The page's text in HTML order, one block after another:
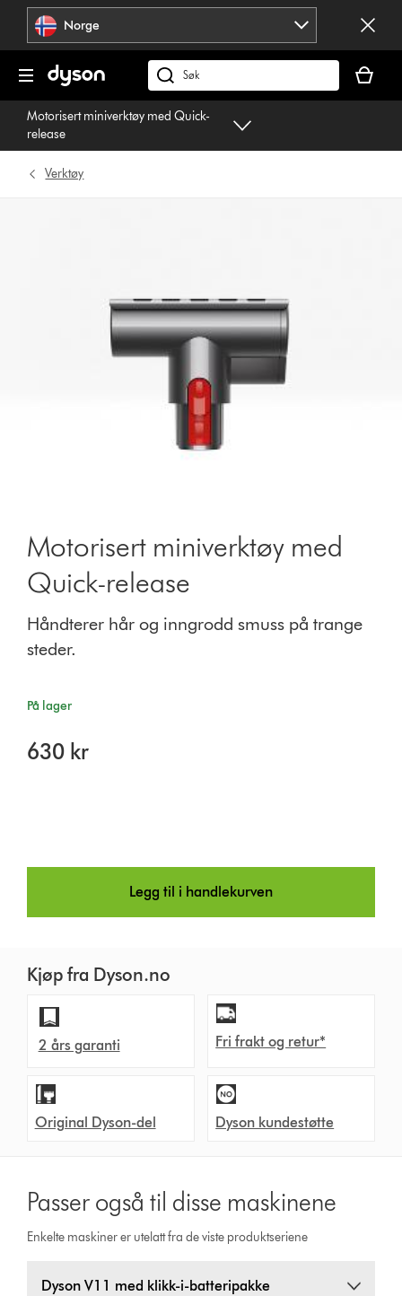
Hopp
navigering
Norge
Søk
på
dyson.no
din
er
Motorisert miniverktøy med Quick-
release
Verktøy
Motorisert miniverktøy med
Quick-release
Håndterer hår og inngrodd smuss på trange
steder.
På lager
630 kr
Legg til i handlekurven
Kjøp fra Dyson.no
2 års garanti Fri frakt og retur*
Original Dyson-del Dyson kundestøtte
Passer også til disse maskinene
Enkelte maskiner er utelatt fra de viste produktseriene
Dyson V11 med klikk-i-batteripakke